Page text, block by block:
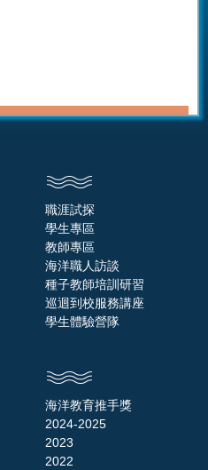
職涯試探
學生專區
教師專區
海洋職人訪談
種子教師培訓研習
巡迴到校服務講座
學生體驗營隊
海洋教育推手獎
2024-2025
2023
2022